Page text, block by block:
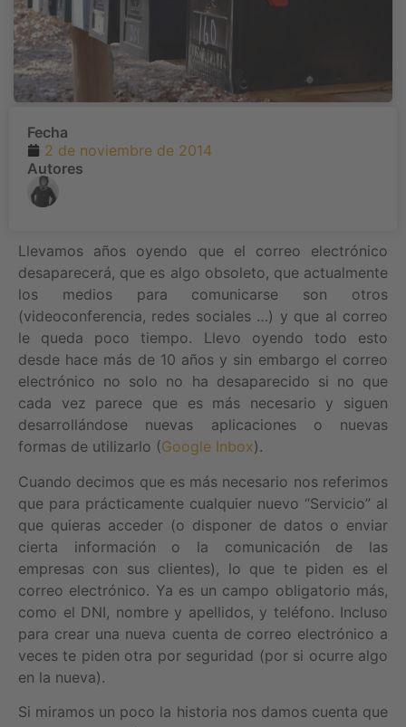
Llevamos años oyendo que el correo electrónico
desaparecerá, que es algo obsoleto, que actualmente
los medios para comunicarse son otros
(videoconferencia, redes sociales …) y que al correo
le queda poco tiempo. Llevo oyendo todo esto
desde hace más de 10 años y sin embargo el correo
electrónico no solo no ha desaparecido si no que
cada vez parece que es más necesario y siguen
desarrollándose nuevas aplicaciones o nuevas
formas de utilizarlo (Google Inbox).
Cuando decimos que es más necesario nos referimos
que para prácticamente cualquier nuevo “Servicio” al
que quieras acceder (o disponer de datos o enviar
cierta información o la comunicación de las
empresas con sus clientes), lo que te piden es el
correo electrónico. Ya es un campo obligatorio más,
como el DNI, nombre y apellidos, y teléfono. Incluso
para crear una nueva cuenta de correo electrónico a
veces te piden otra por seguridad (por si ocurre algo
en la nueva).
Si miramos un poco la historia nos damos cuenta que
Fecha
2 de noviembre de 2014
Autores